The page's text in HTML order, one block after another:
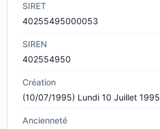
SIRET
40255495000053
SIREN
402554950
Création
(10/07/1995) Lundi 10 Juillet 1995
Ancienneté